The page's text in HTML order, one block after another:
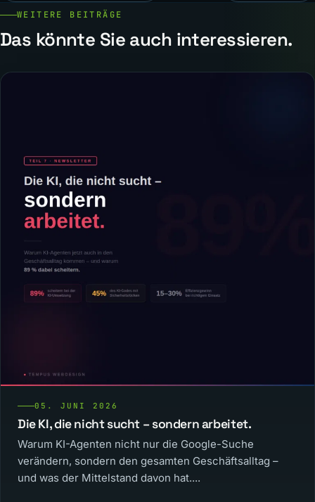
WEITERE BEITRÄGE
Das könnte Sie auch interessieren.
05. JUNI 2026
Die KI, die nicht sucht – sondern arbeitet.
Warum KI-Agenten nicht nur die Google-Suche
verändern, sondern den gesamten Geschäftsalltag –
und was der Mittelstand davon hat....